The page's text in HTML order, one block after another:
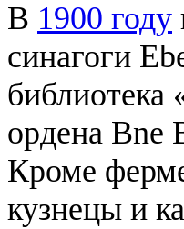
В 1900 году
синагоги
библиотека
ордена Bne
Кроме
кузнецы и